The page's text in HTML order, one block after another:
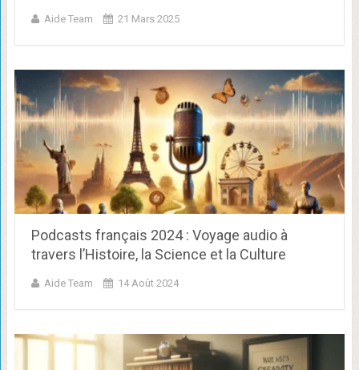
Aide Team 21 Mars 2025
Podcasts français 2024 : Voyage audio à
travers l’Histoire, la Science et la Culture
Aide Team 14 Août 2024